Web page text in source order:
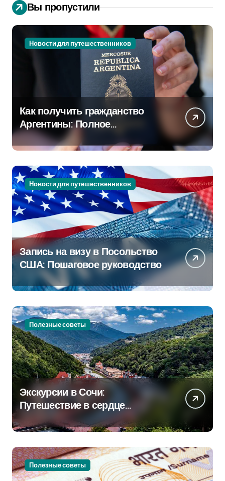
Вы пропустили
Новости для путешественников
Как получить гражданство
Аргентины: Полное
руководство
Новости для путешественников
Запись на визу в Посольство
США: Пошаговое руководство
Полезные советы
Экскурсии в Сочи:
Путешествие в сердце
Черноморского курорта
Полезные советы